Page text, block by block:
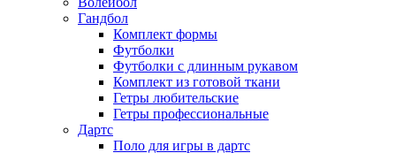
Гандбол
Комплект формы
Футболки
Футболки с длинным рукавом
Комплект из готовой ткани
Гетры любительские
Гетры профессиональные
Дартс
Поло для игры в дартс